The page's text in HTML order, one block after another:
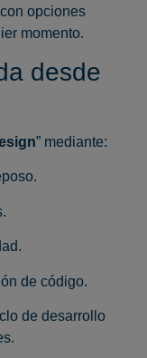
opciones
momento.
desde
” mediante:
de código.
de desarrollo